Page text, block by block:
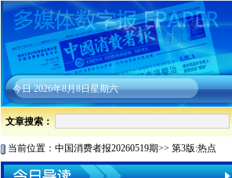
今日2026年8月8日星期六
文章搜索：
当前位置： 中国消费者报20260519期>> 第3版:热点